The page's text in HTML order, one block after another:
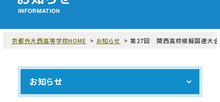
京都外大西高等学校HOME お知らせ 第27回 関西高校模擬国連大会
お知らせ